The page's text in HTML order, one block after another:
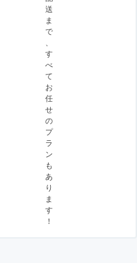
送
ま
で
す
べ
て
お
任
せ
の
プ
ラ
ン
も
あ
り
ま
す
！